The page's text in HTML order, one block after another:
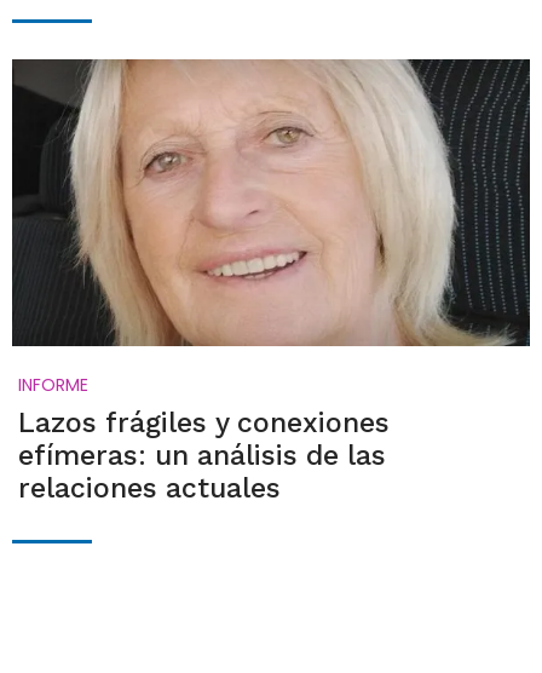
INFORME
Lazos frágiles y conexiones
efímeras: un análisis de las
relaciones actuales